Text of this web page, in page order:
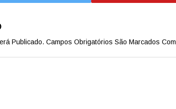
Publicado. Campos Obrigatórios São Marcados Com